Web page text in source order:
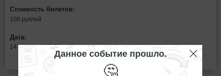
Стоимость билетов:
100 рублей
Дата:
14 апреля в 18:30Данное событие прошло.
🤔